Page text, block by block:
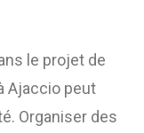
le projet de
Ajaccio peut
Organiser des